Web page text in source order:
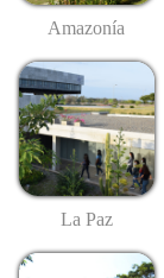
Amazonía
La Paz